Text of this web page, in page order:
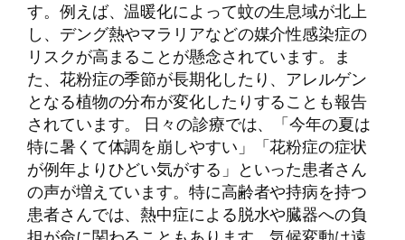
す。例えば、温暖化によって蚊の生息域が北上
し、デング熱やマラリアなどの媒介性感染症の
リスクが高まることが懸念されています。ま
た、花粉症の季節が長期化したり、アレルゲン
となる植物の分布が変化したりすることも報告
されています。 日々の診療では、「今年の夏は
特に暑くて体調を崩しやすい」「花粉症の症状
が例年よりひどい気がする」といった患者さん
の声が増えています。特に高齢者や持病を持つ
患者さんでは、熱中症による脱水や臓器への負